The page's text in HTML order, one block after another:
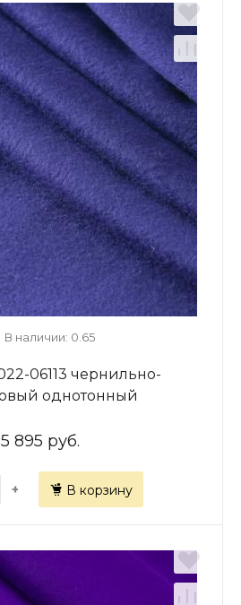
В наличии: 0.65
06113 чернильно-
однотонный
5 895 руб.
+ В корзину